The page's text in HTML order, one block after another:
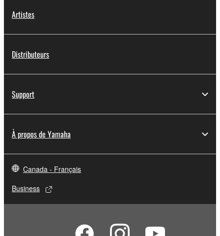
Artistes
Distributeurs
Support
À propos de Yamaha
Canada - Français
Business